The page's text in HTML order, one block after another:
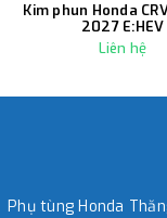
Kim phun Honda
2027 E:HEV
Liên hệ
Phụ tùng Honda